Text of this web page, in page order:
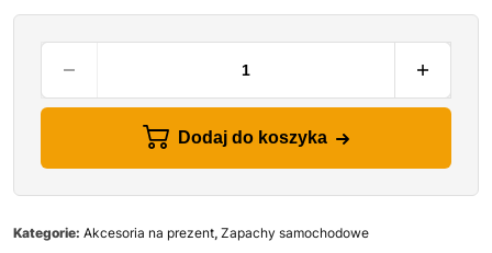
Dodaj do koszyka
Kategorie: Akcesoria na prezent, Zapachy samochodowe